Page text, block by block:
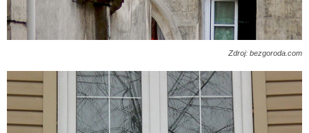
Zdroj: bezgoroda.com